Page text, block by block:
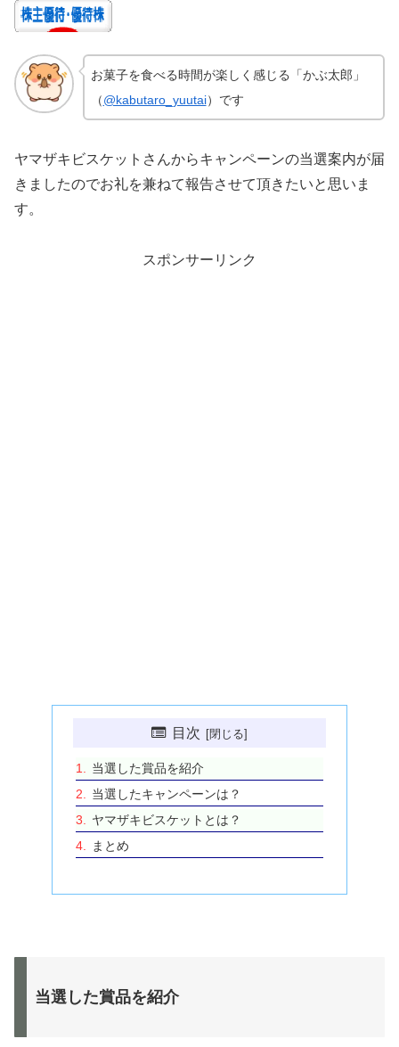
お菓子を食べる時間が楽しく感じる 「かぶ太郎」
（@kabutaro_yuutai）です
ヤマザキビスケットさんからキャンペーンの当選案内が届
きましたのでお礼を兼ねて報告させて頂きたいと思いま
す。
スポンサーリンク
目次
当選した賞品を紹介
当選したキャンペーンは？
ヤマザキビスケットとは？
まとめ
当選した賞品を紹介